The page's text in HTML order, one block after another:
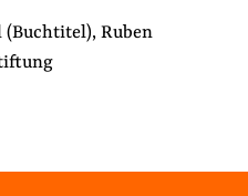
(Buchtitel), Ruben